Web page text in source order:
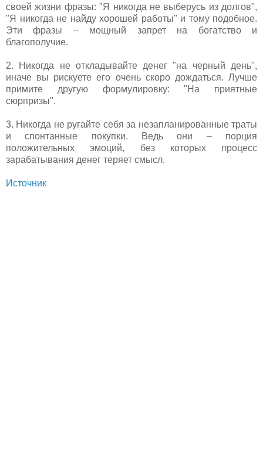
своей жизни фразы: "Я никогда не выберусь из долгов",
"Я никогда не найду хорошей работы" и тому подобное.
Эти фразы – мощный запрет на богатство и
благополучие.
2. Никогда не откладывайте денег "на черный день",
иначе вы рискуете его очень скоро дождаться. Лучше
примите другую формулировку: "На приятные
сюрпризы".
3. Никогда не ругайте себя за незапланированные траты
и спонтанные покупки. Ведь они – порция
положительных эмоций, без которых процесс
зарабатывания денег теряет смысл.
Источник